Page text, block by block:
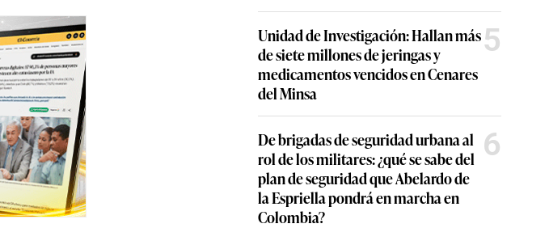
Unidad de Investigación: Hallan más
de siete millones de jeringas y
medicamentos vencidos en Cenares
del Minsa
5
De brigadas de seguridad urbana al
rol de los militares: ¿qué se sabe del
plan de seguridad que Abelardo de
la Espriella pondrá en marcha en
Colombia?
6